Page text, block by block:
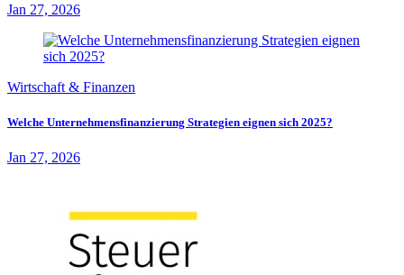
Jan 27, 2026
Wirtschaft & Finanzen
Welche Unternehmensfinanzierung Strategien eignen sich 2025?
Jan 27, 2026